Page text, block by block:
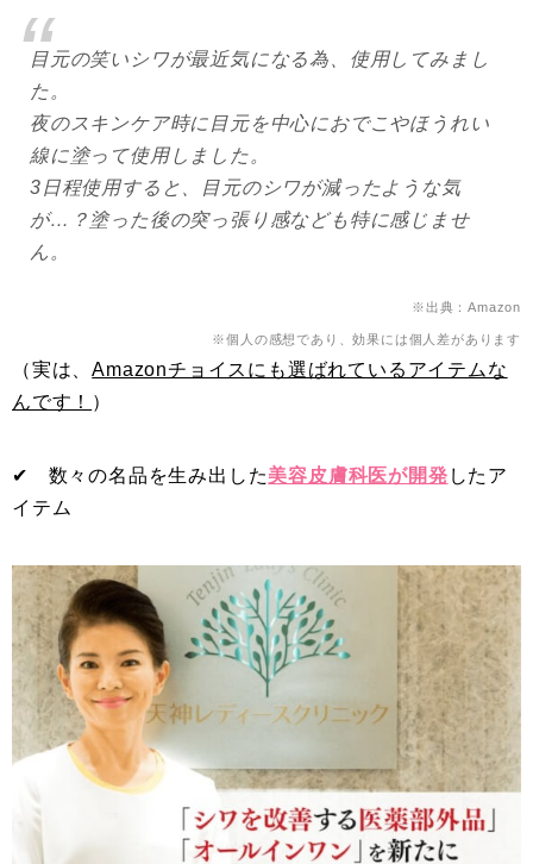
目元の笑いシワが最近気になる為、使用してみまし
た。
夜のスキンケア時に目元を中心におでこやほうれい
線に塗って使用しました。
3日程使用すると、目元のシワが減ったような気
が…？塗った後の突っ張り感なども特に感じませ
ん。
※出典：Amazon
※個人の感想であり、効果には個人差があります
（実は、Amazonチョイスにも選ばれているアイテムな
んです！ ）
✔︎ 数々の名品を生み出した美容皮膚科医が開発 したア
イテム